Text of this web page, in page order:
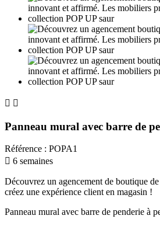
 
Panneau mural avec barre de
Référence : POPA1
 6 semaines
Découvrez un agencement de boutique
créez une expérience client en magasin !
Panneau mural avec barre de penderie à